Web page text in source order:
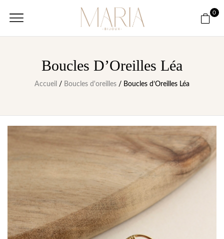
0
Boucles D’Oreilles Léa
Accueil / Boucles d'oreilles / Boucles d’Oreilles Léa